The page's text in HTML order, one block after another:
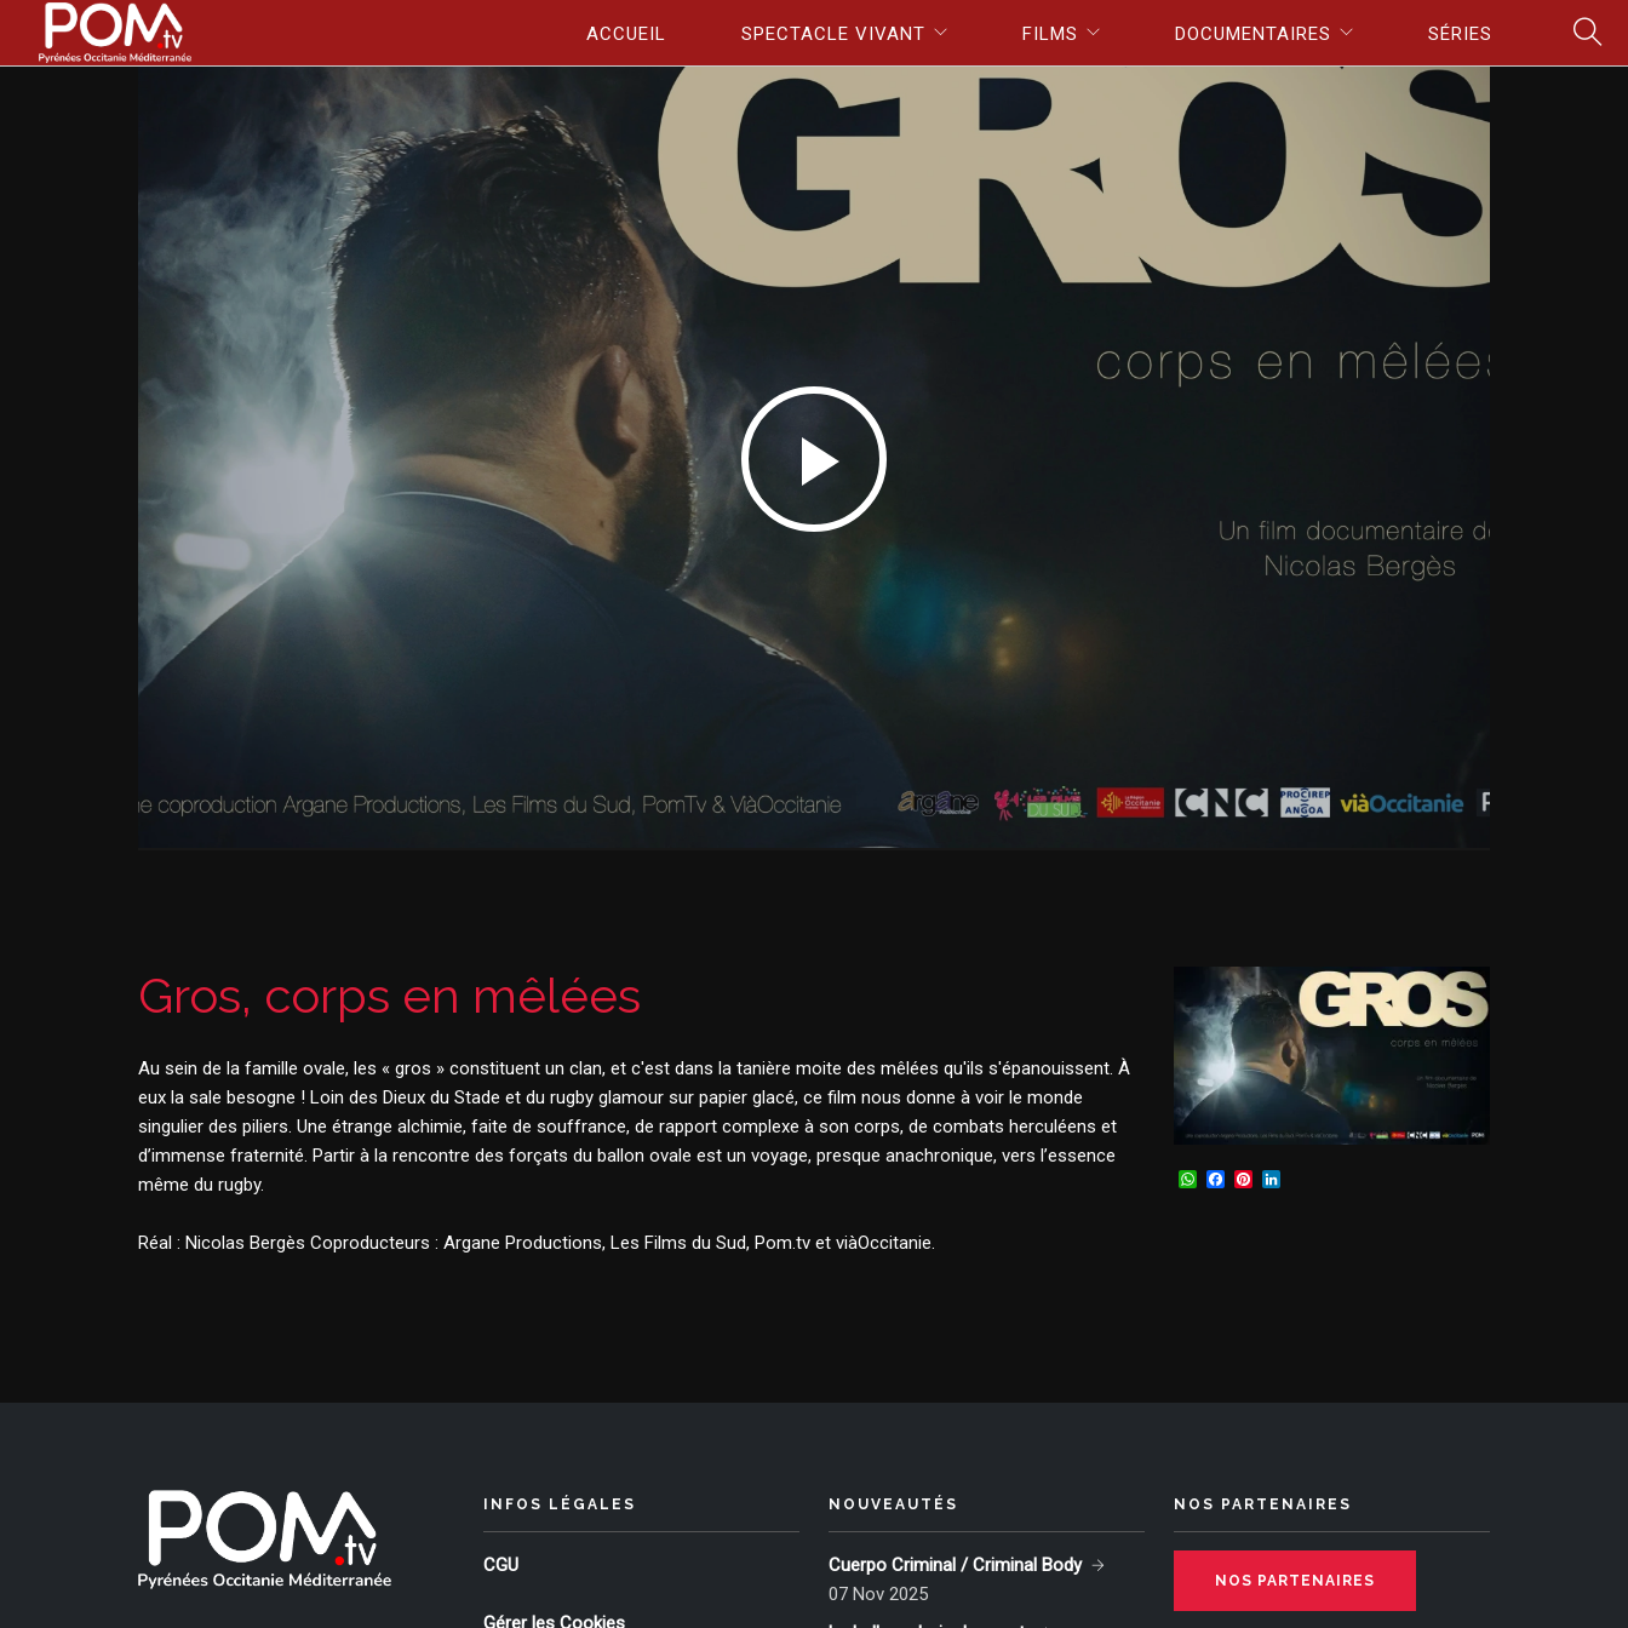
ACCUEIL SPECTACLE VIVANT FILMS DOCUMENTAIRES SÉRIES
Gros, corps en mêlées
Au sein de la famille ovale, les « gros » constituent un clan, et c'est dans la tanière moite des mêlées qu'ils s'épanouissent. À
eux la sale besogne ! Loin des Dieux du Stade et du rugby glamour sur papier glacé, ce film nous donne à voir le monde
singulier des piliers. Une étrange alchimie, faite de souffrance, de rapport complexe à son corps, de combats herculéens et
d’immense fraternité. Partir à la rencontre des forçats du ballon ovale est un voyage, presque anachronique, vers l’essence
même du rugby.
Réal : Nicolas Bergès Coproducteurs : Argane Productions, Les Films du Sud, Pom.tv et viàOccitanie.
WhatsApp
Facebook
Pinterest
INFOS LÉGALES
CGU
Gérer les Cookies
NOUVEAUTÉS
Cuerpo Criminal / Criminal Body
07 Nov 2025
NOS PARTENAIRES
NOS PARTENAIRES